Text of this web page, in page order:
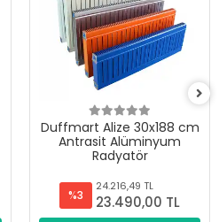
Duffmart Alize 30x188 cm
Antrasit Alüminyum
Radyatör
%3
24.216,49 TL
23.490,00 TL